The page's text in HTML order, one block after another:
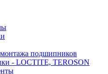
подшипников
- LOCTITE, TEROSON